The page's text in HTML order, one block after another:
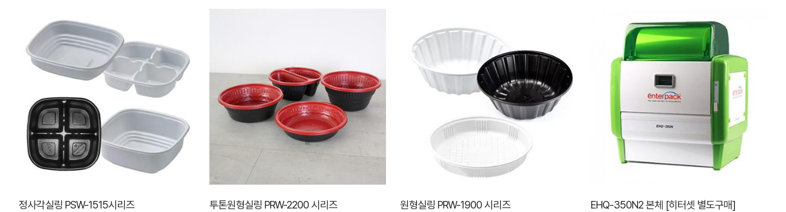
정사각실링 PSW-1515시리즈 투톤원형실링 PRW-2200 시리즈 원형실링 PRW-1900 시리즈 EHQ-350N2 본체 [히터셋 별도구매]